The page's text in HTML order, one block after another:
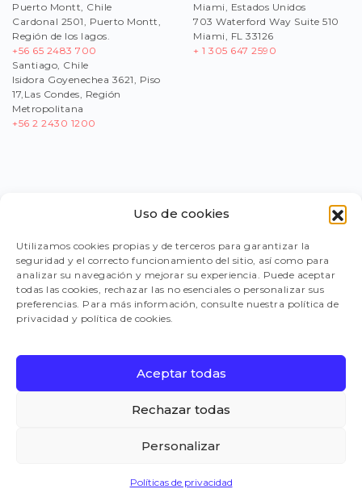
Uso de cookies
Utilizamos cookies propias y de terceros para garantizar la
seguridad y el correcto funcionamiento del sitio, así como para
analizar su navegación y mejorar su experiencia. Puede aceptar
todas las cookies, rechazar las no esenciales o personalizar sus
preferencias. Para más información, consulte nuestra política de
privacidad y política de cookies.
Aceptar todas
Rechazar todas
Personalizar
Políticas de privacidad
Puerto Montt, Chile
Cardonal 2501, Puerto Montt,
Región de los lagos.
+56 65 2483 700
Santiago, Chile
Isidora Goyenechea 3621, Piso
17,Las Condes, Región
Metropolitana
+56 2 2430 1200
Miami, Estados Unidos
703 Waterford Way Suite 510
Miami, FL 33126
+ 1 305 647 2590
PORTAL PROVEEDORES
LEGISLACIÓN
CANAL DE DENUNCIAS